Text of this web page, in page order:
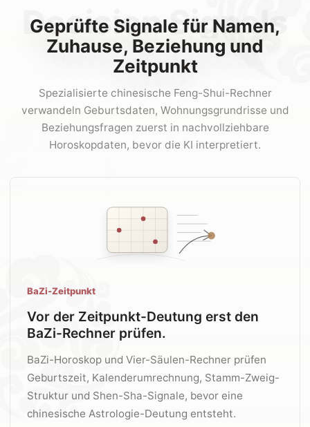
Decision Signals
Geprüfte Signale für Namen,
Zuhause, Beziehung und
Zeitpunkt
Spezialisierte chinesische Feng-Shui-Rechner
verwandeln Geburtsdaten, Wohnungsgrundrisse und
Beziehungsfragen zuerst in nachvollziehbare
Horoskopdaten, bevor die KI interpretiert.
BaZi-Zeitpunkt
Vor der Zeitpunkt-Deutung erst den
BaZi-Rechner prüfen.
BaZi-Horoskop und Vier-Säulen-Rechner prüfen
Geburtszeit, Kalenderumrechnung, Stamm-Zweig-
Struktur und Shen-Sha-Signale, bevor eine
chinesische Astrologie-Deutung entsteht.